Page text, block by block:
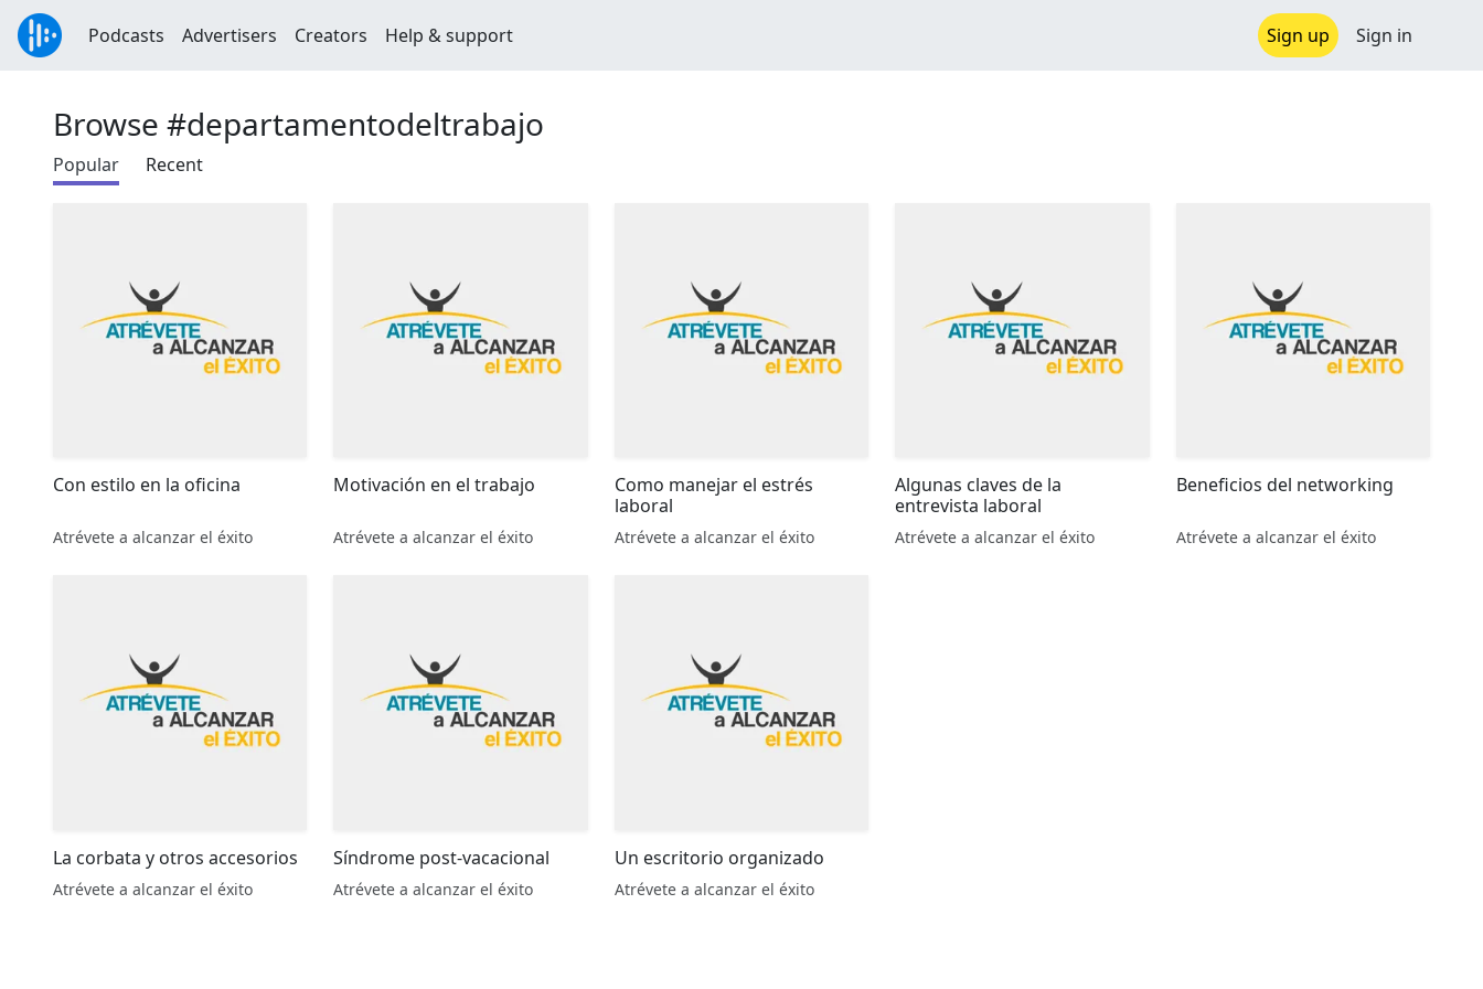
Podcasts Advertisers Creators Help & support Sign up Sign in
Browse #departamentodeltrabajo
Popular Recent
Con estilo en la oficina
Atrévete a alcanzar el éxito
Motivación en el trabajo
Atrévete a alcanzar el éxito
Como manejar el estrés
laboral
Atrévete a alcanzar el éxito
Algunas claves de la
entrevista laboral
Atrévete a alcanzar el éxito
Beneficios del networking
Atrévete a alcanzar el éxito
La corbata y otros accesorios
Atrévete a alcanzar el éxito
Síndrome post-vacacional
Atrévete a alcanzar el éxito
Un escritorio organizado
Atrévete a alcanzar el éxito